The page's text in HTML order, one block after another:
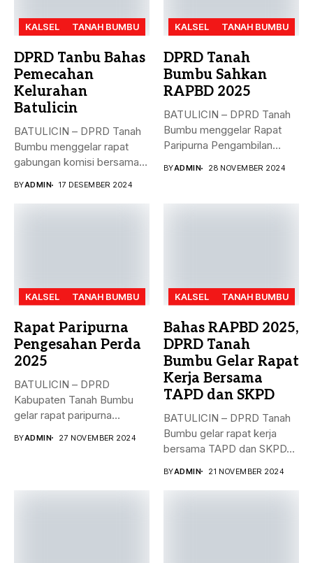
KALSEL TANAH BUMBU
DPRD Tanbu Bahas
Pemecahan
Kelurahan
Batulicin
BATULICIN – DPRD Tanah
Bumbu menggelar rapat
gabungan komisi bersama
BYADMIN 17 DESEMBER 2024
KALSEL TANAH BUMBU
DPRD Tanah
Bumbu Sahkan
RAPBD 2025
BATULICIN – DPRD Tanah
Bumbu menggelar Rapat
Paripurna Pengambilan
BYADMIN 28 NOVEMBER 2024
KALSEL TANAH BUMBU
Rapat Paripurna
Pengesahan Perda
2025
BATULICIN – DPRD
Kabupaten Tanah Bumbu
gelar rapat paripurna
BYADMIN 27 NOVEMBER 2024
KALSEL TANAH BUMBU
Bahas RAPBD 2025,
DPRD Tanah
Bumbu Gelar Rapat
Kerja Bersama
TAPD dan SKPD
BATULICIN – DPRD Tanah
Bumbu gelar rapat kerja
bersama TAPD dan SKPD...
BYADMIN 21 NOVEMBER 2024